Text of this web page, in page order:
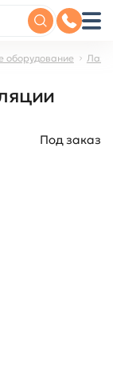
оборудование
Под заказ